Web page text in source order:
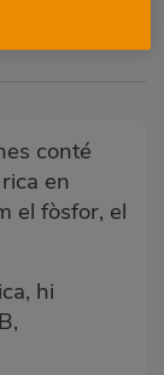
conté
en
el fòsfor, el
hi